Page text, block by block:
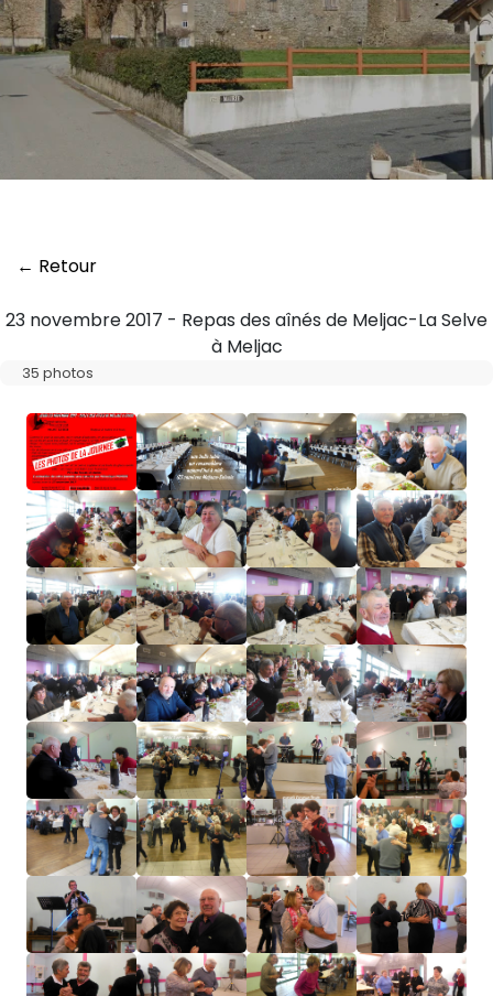
← Retour
23 novembre 2017 - Repas des aînés de Meljac-La Selve
à Meljac
35 photos